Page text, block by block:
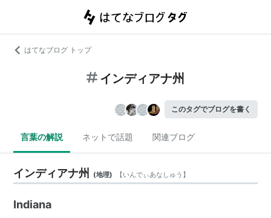
はてなブログ トップ
インディアナ州
このタグでブログを書く
言葉の解説 ネットで話題 関連ブログ
インディアナ州 (地理) 【いんでぃあなしゅう 】
Indiana